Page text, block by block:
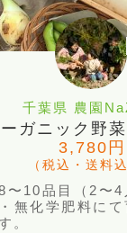
千葉県 農園
ガニック野
3,780円
（税込・送料
〜10品目（2〜4
無化学肥料に
。